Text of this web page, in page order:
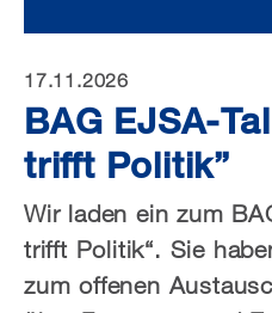
17.11.2026
BAG EJSA-
trifft Politik”
Wir laden ein zum
trifft Politik“. Sie
zum offenen